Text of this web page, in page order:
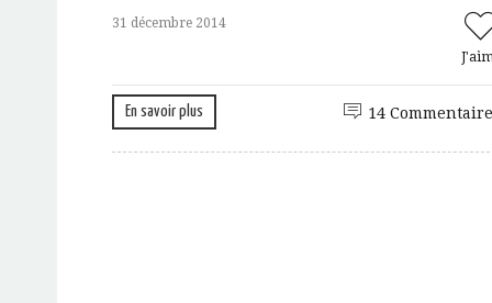
31 décembre 2014
En savoir plus 14